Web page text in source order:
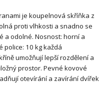
je koupelnová skříňka z
proti vlhkosti a snadno se
a odolné. Nosnost: horní a
police: 10 kg každá
umožňují lepší rozdělení a
prostor. Pevné kovové
otevírání a zavírání dvířek